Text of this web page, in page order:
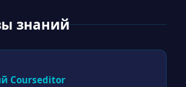
знаний
Courseditor